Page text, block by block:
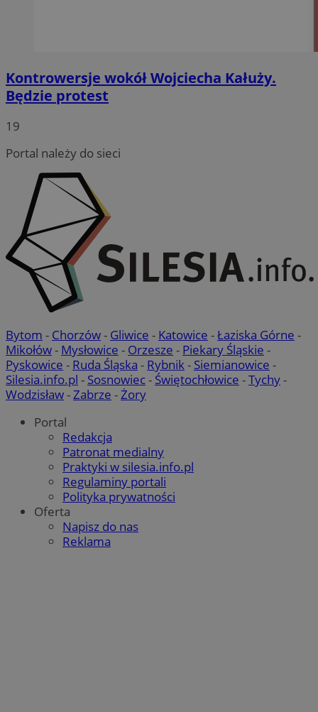
Kontrowersje wokół Wojciecha Kałuży.
Będzie protest
19
Portal należy do sieci
Bytom - Chorzów- Gliwice - Katowice -Łaziska Górne -
Mikołów- Mysłowice - Orzesze - Piekary Śląskie -
Pyskowice - Ruda Śląska - Rybnik- Siemianowice -
Silesia.info.pl - Sosnowiec- Świętochłowice -Tychy-
Wodzisław-Zabrze -Żory
Portal
Redakcja
Patronat medialny
Praktyki w silesia.info.pl
Regulaminy portali
Polityka prywatności
Oferta
Napisz do nas
Reklama